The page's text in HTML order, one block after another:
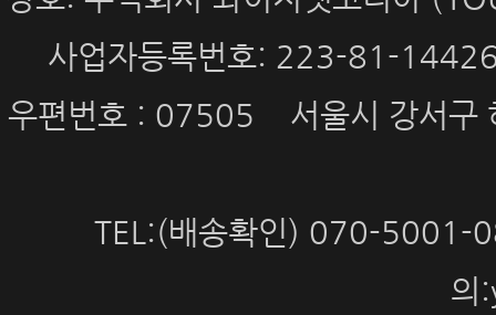
사업자등록번호: 223-81-
우편번호 : 07505 서울시 강서구
TEL:(배송확인) 070-
의